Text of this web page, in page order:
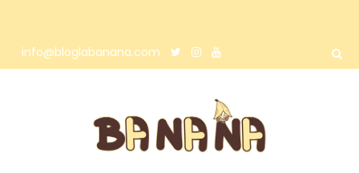
info@bloglabanana.com